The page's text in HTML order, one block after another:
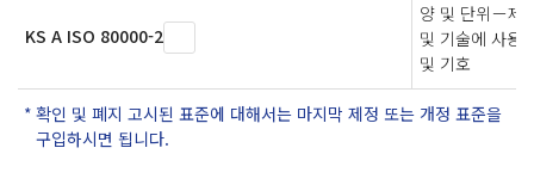
KS A ISO 80000-2
양 및 단위－제
및 기술에 사용
및 기호
확인 및 폐지 고시된 표준에 대해서는 마지막 제정 또는 개정 표준을
구입하시면 됩니다.